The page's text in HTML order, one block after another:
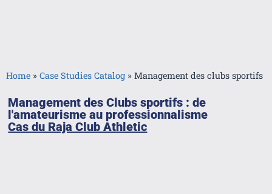
Home » Case Studies Catalog » Management des clubs sportifs
Management des Clubs sportifs : de
l'amateurisme au professionnalisme
Cas du Raja Club Athletic